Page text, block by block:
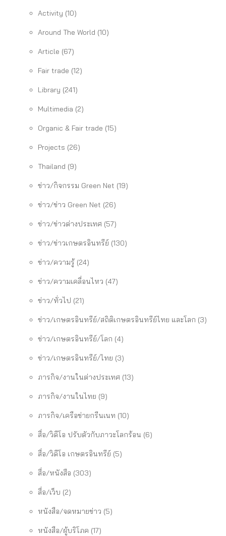
Activity (10)
Around The World (10)
Article (67)
Fair trade (12)
Library (241)
Multimedia (2)
Organic & Fair trade (15)
Projects (26)
Thailand (9)
ข่าว/กิจกรรม Green Net (19)
ข่าว/ข่าว Green Net (26)
ข่าว/ข่าวต่างประเทศ (57)
ข่าว/ข่าวเกษตรอินทรีย์ (130)
ข่าว/ความรู้ (24)
ข่าว/ความเคลื่อนไหว (47)
ข่าว/ทั่วไป (21)
ข่าว/เกษตรอินทรีย์/สถิติเกษตรอินทรีย์ไทย และโลก (3)
ข่าว/เกษตรอินทรีย์/โลก (4)
ข่าว/เกษตรอินทรีย์/ไทย (3)
ภารกิจ/งานในต่างประเทศ (13)
ภารกิจ/งานในไทย (9)
ภารกิจ/เครือข่ายกรีนเนท (10)
สื่อ/วิดีโอ ปรับตัวกับภาวะโลกร้อน (6)
สื่อ/วิดีโอ เกษตรอินทรีย์ (5)
สื่อ/หนังสือ (303)
สื่อ/เว็บ (2)
หนังสือ/จดหมายข่าว (5)
หนังสือ/ผู้บริโภค (17)